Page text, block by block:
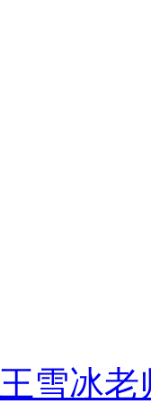
王雪冰老